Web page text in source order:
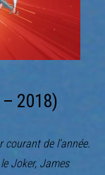
2018)
de l’année.
Joker, James